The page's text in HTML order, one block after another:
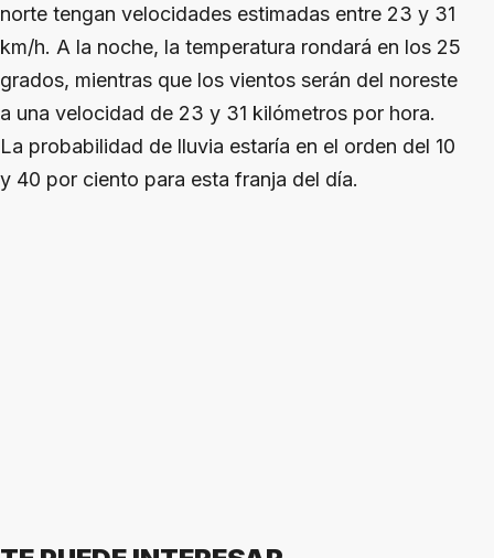
norte tengan velocidades estimadas entre 23 y 31
km/h. A la noche, la temperatura rondará en los 25
grados, mientras que los vientos serán del noreste
a una velocidad de 23 y 31 kilómetros por hora.
La probabilidad de lluvia estaría en el orden del 10
y 40 por ciento para esta franja del día.